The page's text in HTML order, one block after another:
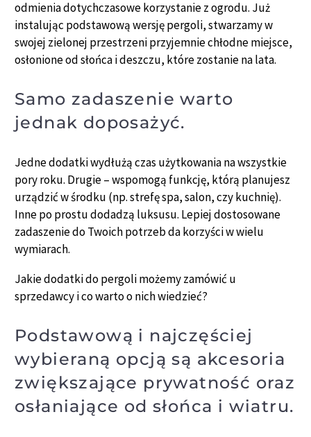
odmienia dotychczasowe korzystanie z ogrodu. Już
instalując podstawową wersję pergoli, stwarzamy w
swojej zielonej przestrzeni przyjemnie chłodne miejsce,
osłonione od słońca i deszczu, które zostanie na lata.
Samo zadaszenie warto
jednak doposażyć.
Jedne dodatki wydłużą czas użytkowania na wszystkie
pory roku. Drugie – wspomogą funkcję, którą planujesz
urządzić w środku (np. strefę spa, salon, czy kuchnię).
Inne po prostu dodadzą luksusu. Lepiej dostosowane
zadaszenie do Twoich potrzeb da korzyści w wielu
wymiarach.
Jakie dodatki do pergoli możemy zamówić u
sprzedawcy i co warto o nich wiedzieć?
Podstawową i najczęściej
wybieraną opcją są akcesoria
zwiększające prywatność oraz
osłaniające od słońca i wiatru.